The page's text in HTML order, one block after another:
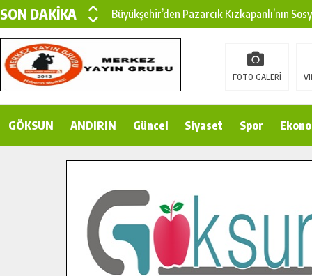
SON DAKİKA
Büyükşehir’den Pazarcık Kızkapanlı’nın
Büyükşehir’den Pazarcık Kırsalına Modern
Çin’den KSÜ’ye Uluslararası Başarı:
Gençler Pusula Maraş Kampında Yeni
İlçe Jandarma Komutanı Karakaya’dan
Bertiz’in Yeni Köprüsünde Sona Doğru.
FOTO GALERİ
GÖKSUN ANDIRIN Güncel Siyaset Spor